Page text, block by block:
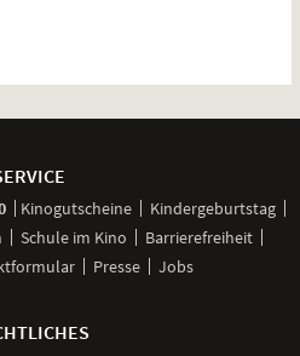
anrufen
Kinogutscheine
Kindergeburtstag
Schule im Kino
Barrierefreiheit
Presse Jobs